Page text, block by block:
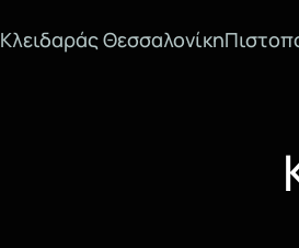
Κλειδαράς Θεσσαλονίκη